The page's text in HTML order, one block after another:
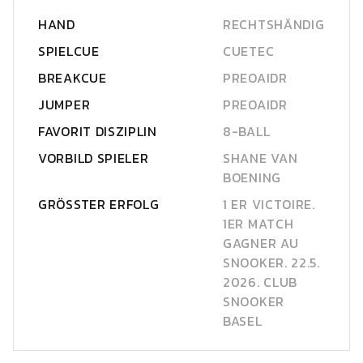
HAND
RECHTSHÄNDIG
SPIELCUE
CUETEC
BREAKCUE
PREOAIDR
JUMPER
PREOAIDR
FAVORIT DISZIPLIN
8-BALL
VORBILD SPIELER
SHANE VAN
BOENING
GRÖSSTER ERFOLG
1 ER VICTOIRE.
1ER MATCH
GAGNER AU
SNOOKER. 22.5.
2026. CLUB
SNOOKER
BASEL